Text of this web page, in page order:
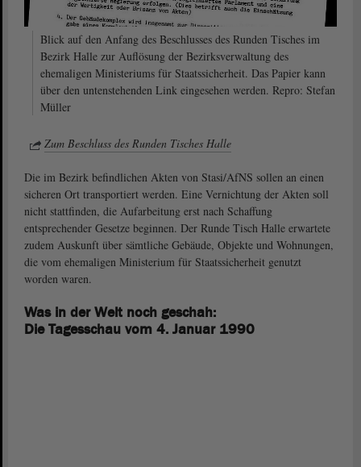
Blick auf den Anfang des Beschlusses des Runden Tisches im
Bezirk Halle zur Auflösung der Bezirksverwaltung des
ehemaligen Ministeriums für Staatssicherheit. Das Papier kann
über den untenstehenden Link eingesehen werden. Repro: Stefan
Müller
Zum Beschluss des Runden Tisches Halle
Die im Bezirk befindlichen Akten von Stasi/AfNS sollen an einen
sicheren Ort transportiert werden. Eine Vernichtung der Akten soll
nicht stattfinden, die Aufarbeitung erst nach Schaffung
entsprechender Gesetze beginnen. Der Runde Tisch Halle erwartete
zudem Auskunft über sämtliche Gebäude, Objekte und Wohnungen,
die vom ehemaligen Ministerium für Staatssicherheit genutzt
worden waren.
Was in der Welt noch geschah:
Die Tagesschau vom 4. Januar 1990